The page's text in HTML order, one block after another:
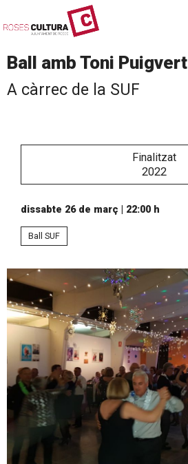
Ball amb Toni Puigvert
A càrrec de la SUF
Finalitzat
2022
dissabte 26 de març 22:00 h
Ball SUF